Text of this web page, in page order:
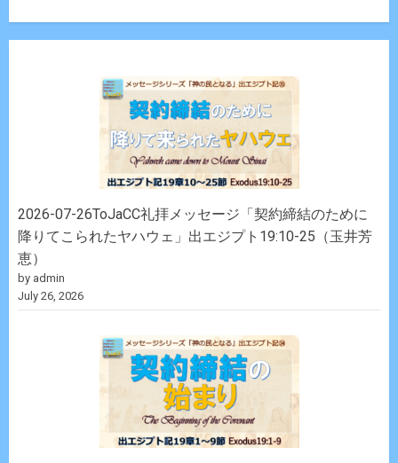
2026-07-26ToJaCC礼拝メッセージ「契約締結のために
降りてこられたヤハウェ」出エジプト19:10-25（玉井芳
恵）
by admin
July 26, 2026